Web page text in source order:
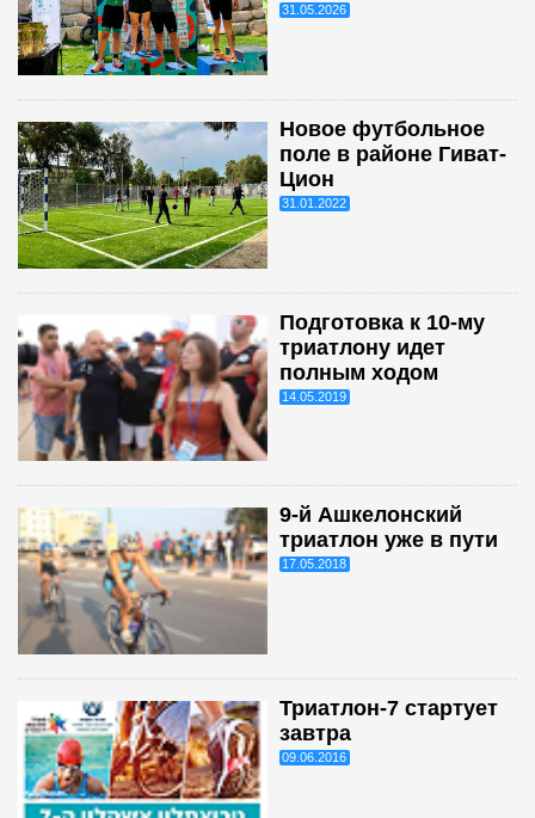
31.05.2026
Новое футбольное
поле в районе Гиват-
Цион
31.01.2022
Подготовка к 10-му
триатлону идет
полным ходом
14.05.2019
9-й Ашкелонский
триатлон уже в пути
17.05.2018
Триатлон-7 стартует
завтра
09.06.2016